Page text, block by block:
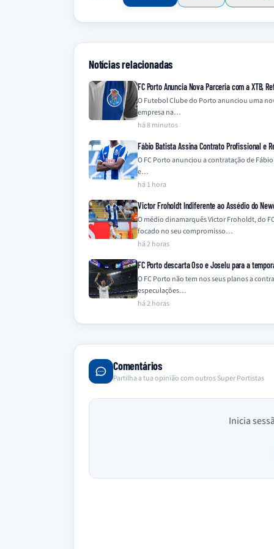
Notícias relacionadas
FC Porto Anuncia Nova Parceria com a XTB,
O Futebol Clube do Porto anunciou uma
empresa na…
há 8 minutos
Fábio Batista Assina Contrato Profissional e
O FC Porto anunciou a contratação de
e…
há 1 hora
Victor Froholdt Indiferente ao Assédio do
O médio dinamarquês Victor Froholdt, do
focado no seu compromisso…
há 2 horas
FC Porto descarta Oso e Joselu para a
O FC Porto não tem nos seus planos a
especulações…
há 2 horas
Comentários
Partilha a tua opinião com outros Super Portistas
Inicia